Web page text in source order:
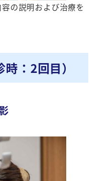
の説明および治療を
：2回目）